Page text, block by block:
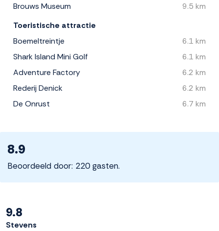
Brouws Museum
9.5 km
Toeristische attractie
Boemeltreintje
6.1 km
Shark Island Mini Golf
6.1 km
Adventure Factory
6.2 km
Rederij Denick
6.2 km
De Onrust
6.7 km
8.9
Beoordeeld door: 220 gasten.
9.8
Stevens